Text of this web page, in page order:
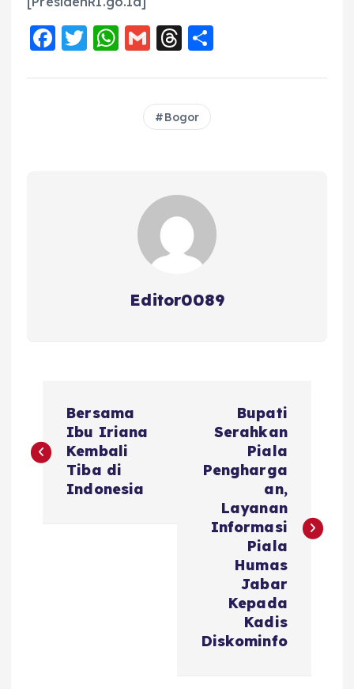
F
c
T
it
W
a
G
ai
l
T
re
a
d
a
Bogor
Editor0089
a
v
Bersama
Ibu Iriana
Kembali
Tiba di
Indonesia
Bupati
Serahkan
Piala
Pengharga
an,
Layanan
Informasi
Piala
Humas
Jabar
Kepada
Kadis
Diskominfo